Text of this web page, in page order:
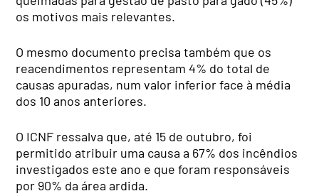
os motivos mais relevantes.
O mesmo documento precisa também que os
reacendimentos representam 4% do total de
causas apuradas, num valor inferior face à média
dos 10 anos anteriores.
O ICNF ressalva que, até 15 de outubro, foi
permitido atribuir uma causa a 67% dos incêndios
investigados este ano e que foram responsáveis
por 90% da área ardida.